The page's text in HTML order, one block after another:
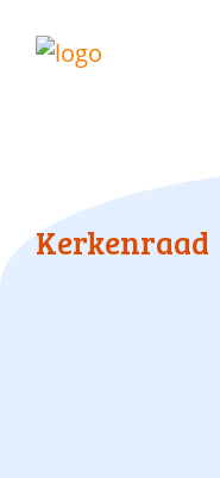
Kerkenraad